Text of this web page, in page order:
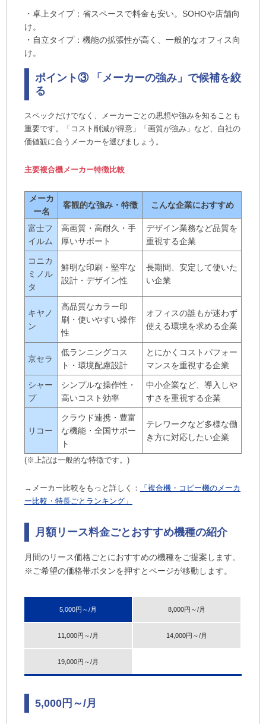
・卓上タイプ：省スペースで料金も安い。SOHOや店舗向
け。
・自立タイプ：機能の拡張性が高く、一般的なオフィス向
け。
ポイント③ 「メーカーの強み」で候補を絞
る
スペックだけでなく、メーカーごとの思想や強みを知ることも
重要です。「コスト削減が得意」「画質が強み」など、自社の
価値観に合うメーカーを選びましょう。
主要複合機メーカー特徴比較
メーカ
ー名
客観的な強み・特徴 こんな企業におすすめ
富士フ
イルム
高画質・高耐久・手
厚いサポート
デザイン業務など品質を
重視する企業
コニカ
ミノル
タ
鮮明な印刷・堅牢な
設計・デザイン性
長期間、安定して使いた
い企業
キヤノ
ン
高品質なカラー印
刷・使いやすい操作
性
オフィスの誰もが迷わず
使える環境を求める企業
京セラ
低ランニングコス
ト・環境配慮設計
とにかくコストパフォー
マンスを重視する企業
シャー
プ
シンプルな操作性・
高いコスト効率
中小企業など、導入しや
すさを重視する企業
リコー
クラウド連携・豊富
な機能・全国サポー
ト
テレワークなど多様な働
き方に対応したい企業
(※上記は一般的な特徴です。)
→メーカー比較をもっと詳しく：
「複合機・コピー機のメーカ
ー比較・特長ごとランキング」
月額リース料金ごとおすすめ機種の紹介
月間のリース価格ごとにおすすめの機種をご提案します。
※ご希望の価格帯ボタンを押すとページが移動します。
5,000円～/月 8,000円～/月
11,000円～/月 14,000円～/月
19,000円～/月
5,000円～/月